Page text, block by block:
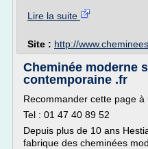
Lire la suite
Site : http://
Cheminée moderne
contemporaine .fr
Recommander cette page à
Tel : 01 47 40 89 52
Depuis plus de 10 ans
fabrique des cheminées